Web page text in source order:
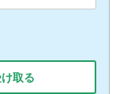
取る